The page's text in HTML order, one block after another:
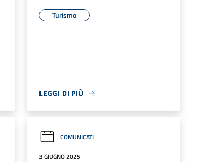
Turismo
LEGGI DI PIÙ
COMUNICATI
3 GIUGNO 2025